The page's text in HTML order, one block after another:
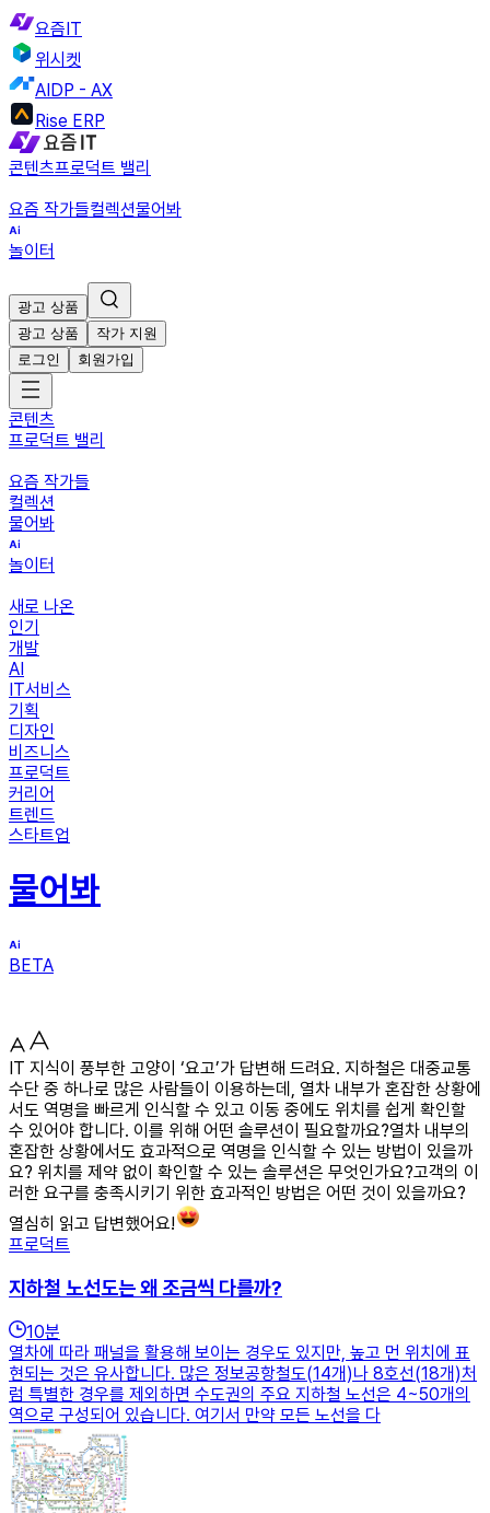
요즘IT
위시켓
AIDP - AX
Rise ERP
콘텐츠프로덕트 밸리
요즘 작가들컬렉션물어봐
놀이터
광고 상품
광고 상품
작가 지원
로그인
회원가입
콘텐츠
프로덕트 밸리
요즘 작가들
컬렉션
물어봐
놀이터
새로 나온
인기
개발
AI
IT서비스
기획
디자인
비즈니스
프로덕트
커리어
트렌드
스타트업
물어봐
BETA
IT 지식이 풍부한 고양이 ‘요고’가 답변해 드려요. 지하철은 대중교통
수단 중 하나로 많은 사람들이 이용하는데, 열차 내부가 혼잡한 상황에
서도 역명을 빠르게 인식할 수 있고 이동 중에도 위치를 쉽게 확인할
수 있어야 합니다. 이를 위해 어떤 솔루션이 필요할까요?열차 내부의
혼잡한 상황에서도 효과적으로 역명을 인식할 수 있는 방법이 있을까
요? 위치를 제약 없이 확인할 수 있는 솔루션은 무엇인가요?고객의 이
러한 요구를 충족시키기 위한 효과적인 방법은 어떤 것이 있을까요?
열심히 읽고 답변했어요!
프로덕트
지하철 노선도는 왜 조금씩 다를까?
10분
열차에 따라 패널을 활용해 보이는 경우도 있지만, 높고 먼 위치에 표
현되는 것은 유사합니다. 많은 정보공항철도(14개)나 8호선(18개)처
럼 특별한 경우를 제외하면 수도권의 주요 지하철 노선은 4~50개의
역으로 구성되어 있습니다. 여기서 만약 모든 노선을 다